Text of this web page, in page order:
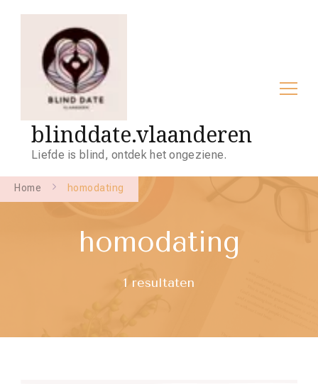
blinddate.vlaanderen
Liefde is blind, ontdek het ongeziene.
Home homodating
homodating
1 resultaten